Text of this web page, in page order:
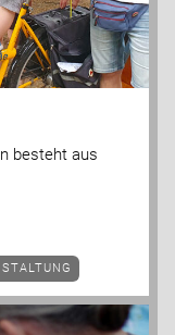
besteht aus